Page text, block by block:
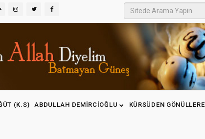
(K.S) ABDULLAH DEMIRCIOĞLU KÜRSÜDEN GÖNÜLLERE